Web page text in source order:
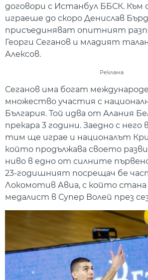
договори с Истанбул ББСК. Към
играеше до скоро Денислав
присъединяват опитният
Георги Сеганов и младият
Алексов.
Реклама
Сеганов има богат
множество участия с
България. Той идва от Алания
прекара 3 години. Заедно с него
тим ще играе и националът
който продължава своето
ниво в едно от силните
23-годишният посрещач бе
Локомотив Авиа, с който стана
медалист в Супер Волей през